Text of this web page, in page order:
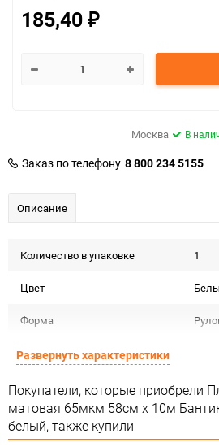
185,40 ₽
Москва В
Заказ по телефону 8 800 234 5155
Описание
Количество в упаковке 1
Цвет
Форма
Материал
Срок годности Срок
Предназначение товара Для
Развернуть характеристики
Покупатели, которые приобрели
матовая 65мкм 58см х 10м
белый, также купили